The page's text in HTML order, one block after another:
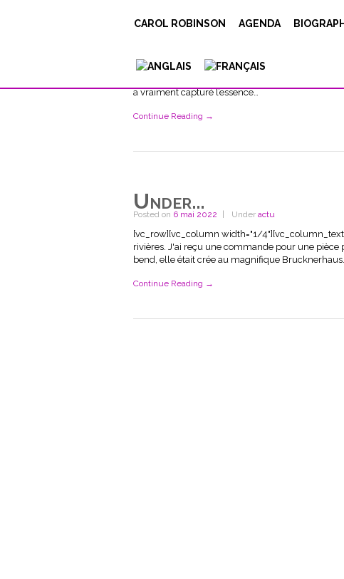
CAROL ROBINSON AGENDA
GEORG_GMEM
[vc_column_text] Serge Teyssot-Gay et moi
a vraiment capturé l’essence…
Continue Reading →
Under…
Posted on 6 mai 2022 Under actu
[vc_row][vc_column width="1/
rivières. J'ai reçu une commande pour une
bend, elle était crée au magnifique
Continue Reading →